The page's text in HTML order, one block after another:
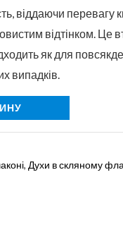
віддаючи перевагу
відтінком. Це
як для
випадків.
, Духи в скляному